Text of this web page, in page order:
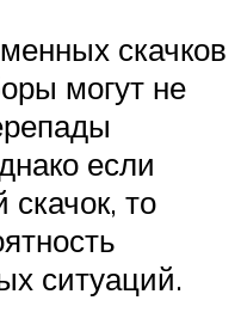
скачков
могут не
если
то
ситуаций.